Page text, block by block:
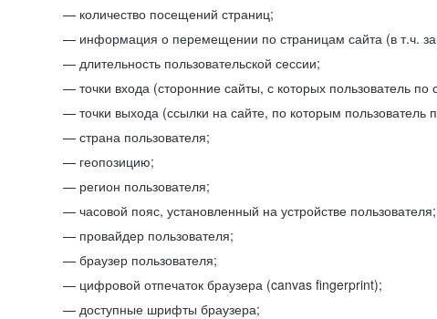
количество посещений страниц;
информация о перемещении по страницам сайта (в т.ч.
длительность пользовательской сессии;
точки входа (сторонние сайты, с которых пользователь по
точки выхода (ссылки на сайте, по которым пользователь
страна пользователя;
геопозицию;
регион пользователя;
часовой пояс, установленный на устройстве пользователя;
провайдер пользователя;
браузер пользователя;
цифровой отпечаток браузера (canvas fingerprint);
доступные шрифты браузера;